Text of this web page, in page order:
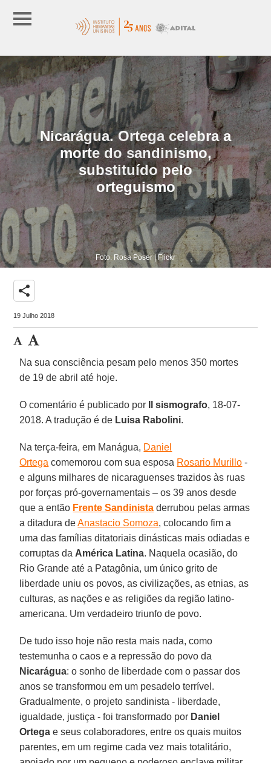
Nicarágua. Ortega celebra a
morte do sandinismo,
substituído pelo
orteguismo
Foto: Rosa Poser | Flickr
share
19 Julho 2018
Na sua consciência pesam pelo menos 350 mortes
de 19 de abril até hoje.
O comentário é publicado por Il sismografo, 18-07-
2018. A tradução é de Luisa Rabolini.
Na terça-feira, em Manágua, Daniel
Ortega comemorou com sua esposa Rosario Murillo -
e alguns milhares de nicaraguenses trazidos às ruas
por forças pró-governamentais – os 39 anos desde
que a então Frente Sandinista derrubou pelas armas
a ditadura deAnastacio Somoza, colocando fim a
uma das famílias ditatoriais dinásticas mais odiadas e
corruptas da América Latina. Naquela ocasião, do
Rio Grande até a Patagônia, um único grito de
liberdade uniu os povos, as civilizações, as etnias, as
culturas, as nações e as religiões da região latino-
americana. Um verdadeiro triunfo de povo.
De tudo isso hoje não resta mais nada, como
testemunha o caos e a repressão do povo da
Nicarágua: o sonho de liberdade com o passar dos
anos se transformou em um pesadelo terrível.
Gradualmente, o projeto sandinista - liberdade,
igualdade, justiça - foi transformado por Daniel
Ortega e seus colaboradores, entre os quais muitos
parentes, em um regime cada vez mais totalitário,